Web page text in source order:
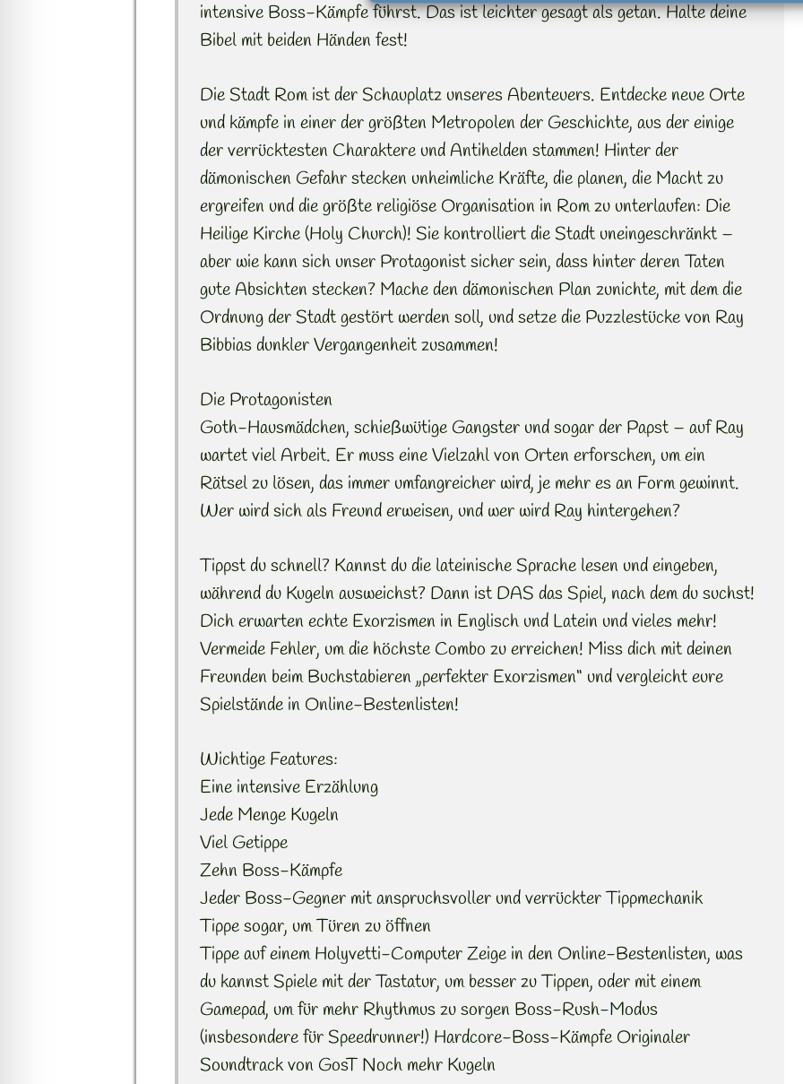
intensive Boss-Kämpfe führst. Das ist leichter gesagt als getan. Halte deine
Bibel mit beiden Händen fest!
Die Stadt Rom ist der Schauplatz unseres Abenteuers. Entdecke neue Orte
und kämpfe in einer der größten Metropolen der Geschichte, aus der einige
der verrücktesten Charaktere und Antihelden stammen! Hinter der
dämonischen Gefahr stecken unheimliche Kräfte, die planen, die Macht zu
ergreifen und die größte religiöse Organisation in Rom zu unterlaufen: Die
Heilige Kirche (Holy Church)! Sie kontrolliert die Stadt uneingeschränkt –
aber wie kann sich unser Protagonist sicher sein, dass hinter deren Taten
gute Absichten stecken? Mache den dämonischen Plan zunichte, mit dem die
Ordnung der Stadt gestört werden soll, und setze die Puzzlestücke von Ray
Bibbias dunkler Vergangenheit zusammen!
Die Protagonisten
Goth-Hausmädchen, schießwütige Gangster und sogar der Papst – auf Ray
wartet viel Arbeit. Er muss eine Vielzahl von Orten erforschen, um ein
Rätsel zu lösen, das immer umfangreicher wird, je mehr es an Form gewinnt.
Wer wird sich als Freund erweisen, und wer wird Ray hintergehen?
Tippst du schnell? Kannst du die lateinische Sprache lesen und eingeben,
während du Kugeln ausweichst? Dann ist DAS das Spiel, nach dem du suchst!
Dich erwarten echte Exorzismen in Englisch und Latein und vieles mehr!
Vermeide Fehler, um die höchste Combo zu erreichen! Miss dich mit deinen
Freunden beim Buchstabieren „perfekter Exorzismen“ und vergleicht eure
Spielstände in Online-Bestenlisten!
Wichtige Features:
Eine intensive Erzählung
Jede Menge Kugeln
Viel Getippe
Zehn Boss-Kämpfe
Jeder Boss-Gegner mit anspruchsvoller und verrückter Tippmechanik
Tippe sogar, um Türen zu öffnen
Tippe auf einem Holyvetti-Computer Zeige in den Online-Bestenlisten, was
du kannst Spiele mit der Tastatur, um besser zu Tippen, oder mit einem
Gamepad, um für mehr Rhythmus zu sorgen Boss-Rush-Modus
(insbesondere für Speedrunner!) Hardcore-Boss-Kämpfe Originaler
Soundtrack von GosT Noch mehr Kugeln